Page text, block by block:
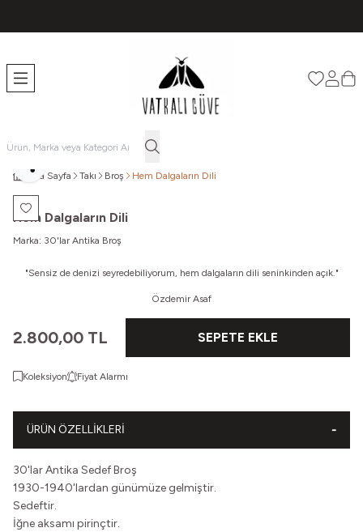
Favorilerim
Ana Sayfa Takı Broş Hem Dalgaların Dili
Favoriye Ekle
Paylaş
Hem Dalgaların Dili
Marka: 30'lar Antika Broş
"Sensiz de denizi seyredebiliyorum, hem dalgaların dili seninkinden açık."
Özdemir Asaf
2.800,00 TL SEPETE EKLE
Koleksiyon Fiyat Alarmı
ÜRÜN ÖZELLIKLERI
30'lar Antika Sedef Broş
1930-1940'lardan günümüze gelmiştir.
Sedeftir.
İğne aksamı pirinçtir.